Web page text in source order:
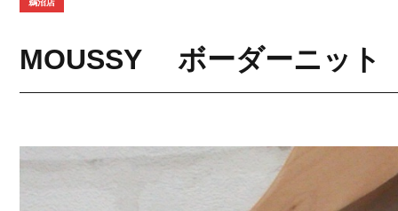
鵜沼店
MOUSSY ボーダーニット